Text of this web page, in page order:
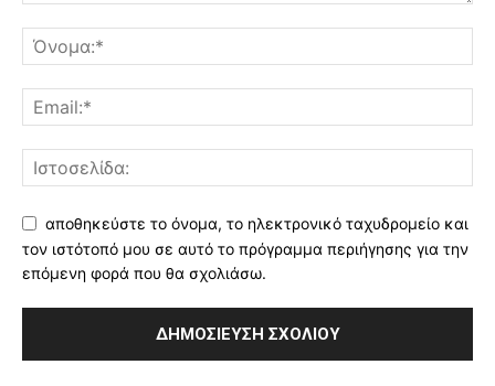
αποθηκεύστε το όνομα, το ηλεκτρονικό ταχυδρομείο και
τον ιστότοπό μου σε αυτό το πρόγραμμα περιήγησης για την
επόμενη φορά που θα σχολιάσω.